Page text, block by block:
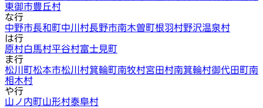
東御市豊丘村
な行
中野市長和町中川村長野市南木曽町根羽村野沢温泉村
は行
原村白馬村平谷村富士見町
ま行
松川町松本市松川村箕輪町南牧村宮田村南箕輪村御代田町南
相木村
や行
山ノ内町山形村泰阜村